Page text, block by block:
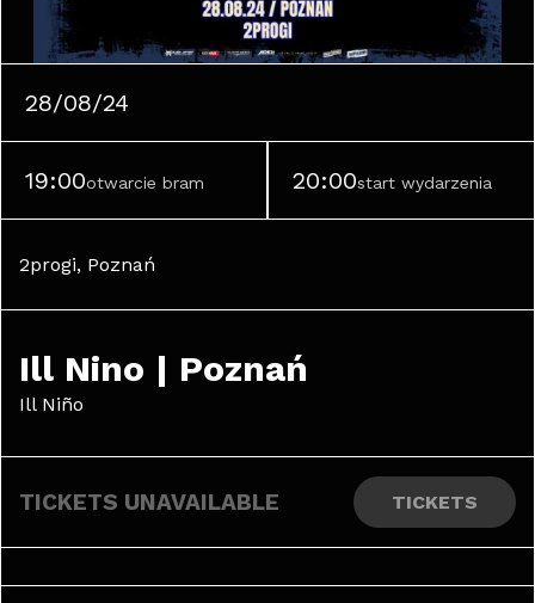
28/08/24
19:00otwarcie bram 20:00start wydarzenia
2progi, Poznań
Ill Nino | Poznań
Ill Niño
TICKETS UNAVAILABLE TICKETS